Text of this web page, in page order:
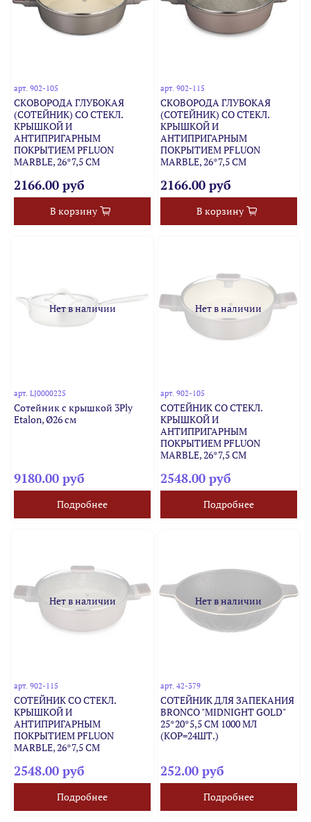
арт.902-105
СКОВОРОДА ГЛУБОКАЯ
(СОТЕЙНИК) СО СТЕКЛ.
КРЫШКОЙ И
АНТИПРИГАРНЫМ
ПОКРЫТИЕМ PFLUON
MARBLE, 26*7,5 СМ
2166.00 руб
В корзину
арт. 902-115
СКОВОРОДА ГЛУБОКАЯ
(СОТЕЙНИК) СО СТЕКЛ.
КРЫШКОЙ И
АНТИПРИГАРНЫМ
ПОКРЫТИЕМ PFLUON
MARBLE, 26*7,5 СМ
2166.00 руб
В корзину
Нет в наличии
арт.LJ0000225
Сотейник с крышкой 3Ply
Etalon, Ø26 см
9180.00 руб
Подробнее
Нет в наличии
арт. 902-105
СОТЕЙНИК СО СТЕКЛ.
КРЫШКОЙ И
АНТИПРИГАРНЫМ
ПОКРЫТИЕМ PFLUON
MARBLE, 26*7,5 СМ
2548.00 руб
Подробнее
Нет в наличии
арт.902-115
СОТЕЙНИК СО СТЕКЛ.
КРЫШКОЙ И
АНТИПРИГАРНЫМ
ПОКРЫТИЕМ PFLUON
MARBLE, 26*7,5 СМ
2548.00 руб
Подробнее
Нет в наличии
арт. 42-379
СОТЕЙНИК ДЛЯ ЗАПЕКАНИЯ
BRONCO "MIDNIGHT GOLD"
25*20*5,5 СМ 1000 МЛ
(КОР=24ШТ.)
252.00 руб
Подробнее